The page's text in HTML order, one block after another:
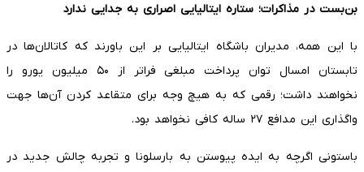
بن‌بست در مذاکرات؛ ستاره ایتالیایی اصراری به جدایی ندارد
با این همه، مدیران باشگاه ایتالیایی بر این باورند که کاتالان‌ها در
تابستان امسال توان پرداخت مبلغی فراتر از ۵۰ میلیون یورو را
نخواهند داشت؛ رقمی که به هیچ وجه برای متقاعد کردن آن‌ها جهت
واگذاری این مدافع ۲۷ ساله کافی نخواهد بود.
باستونی اگرچه به ایده پیوستن به بارسلونا و تجربه چالش جدید در